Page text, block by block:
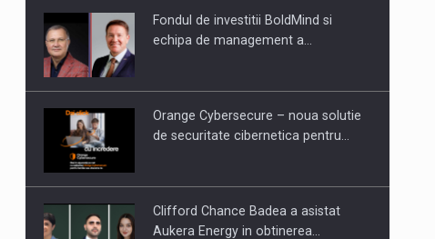
PUTTING ROMANIAN CORPORATE
Fondul de investitii BoldMind si
echipa de management a…
Orange Cybersecure – noua solutie
de securitate cibernetica pentru…
Clifford Chance Badea a asistat
Aukera Energy in obtinerea…